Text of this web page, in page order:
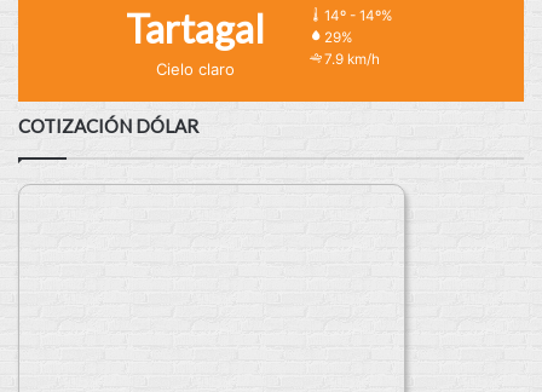
Tartagal
Cielo claro
14º - 14º%
29%
7.9 km/h
COTIZACIÓN DÓLAR